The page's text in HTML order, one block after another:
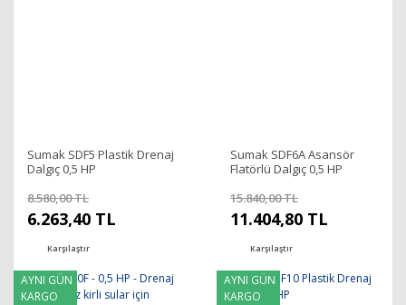
Sumak SDF5 Plastik Drenaj
Dalgıç 0,5 HP
8.580,00 TL
6.263,40 TL
Karşılaştır
Sumak SDF6A Asansör
Flatörlü Dalgıç 0,5 HP
15.840,00 TL
11.404,80 TL
Karşılaştır
AYNI GÜN
KARGO
AYNI GÜN
KARGO